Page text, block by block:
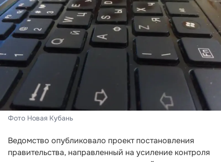
Фото Новая Кубань
Ведомство опубликовало проект постановления
правительства, направленный на усиление контроля